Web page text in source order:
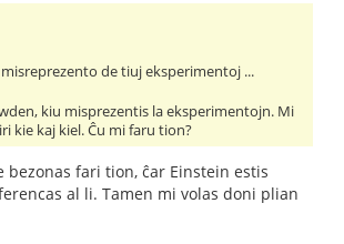
de tiuj eksperimentoj ...
kiu misprezentis la eksperimentojn. Mi
kie kaj kiel. Ĉu mi faru tion?
bezonas fari tion, ĉar Einstein estis
al li. Tamen mi volas doni plian